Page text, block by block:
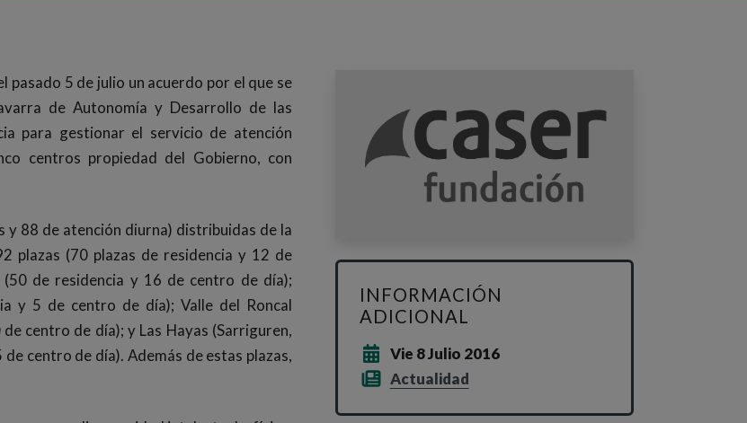
pasado 5 de julio un acuerdo por el que se
de Autonomía y Desarrollo de las
para gestionar el servicio de atención
centros propiedad del Gobierno, con
y 88 de atención diurna) distribuidas de la
plazas (70 plazas de residencia y 12 de
de residencia y 16 de centro de día);
y 5 de centro de día); Valle del Roncal
centro de día); y Las Hayas (Sarriguren,
centro de día). Además de estas plazas,
INFORMACIÓN
ADICIONAL
Vie 8 Julio 2016
Actualidad